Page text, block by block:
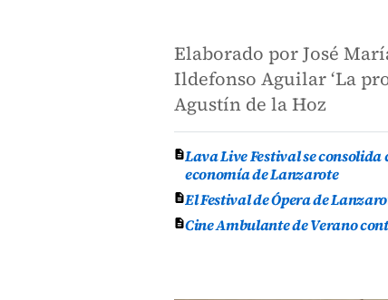
Elaborado por José
Ildefonso Aguilar ‘La
Agustín de la Hoz
Lava Live Festival se
economía de Lanzarote
El Festival de Ópera de
Cine Ambulante de Verano